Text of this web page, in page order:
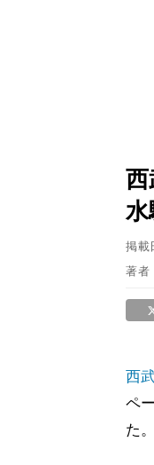
水
掲載
著
西
ペ
た。